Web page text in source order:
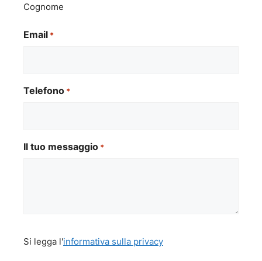
Cognome
Email *
Telefono *
Il tuo messaggio *
legga
Si legga l'informativa sulla privacy